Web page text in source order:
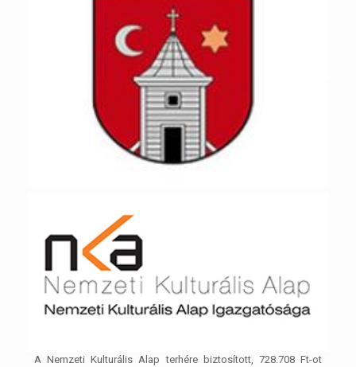
A Nemzeti Kulturális Alap terhére biztosított, 728.708 Ft-ot